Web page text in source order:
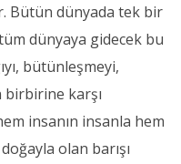
Bütün dünyada tek bir
dünyaya gidecek bu
bütünleşmeyi,
karşı
insanın insanla hem
olan barışı